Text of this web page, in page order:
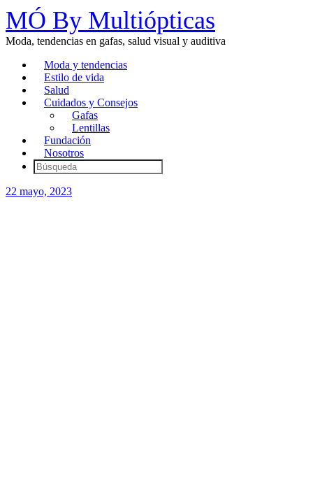
MÓ By Multiópticas
Moda, tendencias en gafas, salud visual y auditiva
Moda y tendencias
Estilo de vida
Salud
Cuidados y Consejos
Gafas
Lentillas
Fundación
Nosotros
22 mayo, 2023